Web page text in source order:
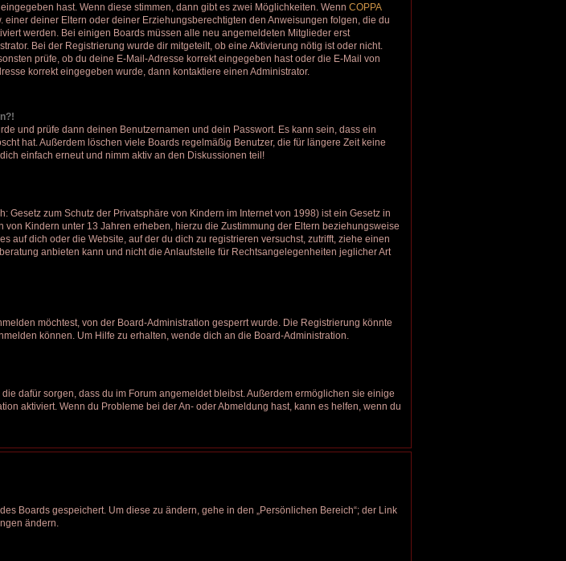
hast. Wenn diese stimmen, dann gibt es zwei Möglichkeiten. Wenn COPPA
deiner Eltern oder deiner Erziehungsberechtigten den Anweisungen folgen, die du
werden. Bei einigen Boards müssen alle neu angemeldeten Mitglieder erst
Bei der Registrierung wurde dir mitgeteilt, ob eine Aktivierung nötig ist oder nicht.
prüfe, ob du deine E-Mail-Adresse korrekt eingegeben hast oder die E-Mail von
korrekt eingegeben wurde, dann kontaktiere einen Administrator.
und prüfe dann deinen Benutzernamen und dein Passwort. Es kann sein, dass ein
hat. Außerdem löschen viele Boards regelmäßig Benutzer, die für längere Zeit keine
einfach erneut und nimm aktiv an den Diskussionen teil!
zum Schutz der Privatsphäre von Kindern im Internet von 1998) ist ein Gesetz in
Kindern unter 13 Jahren erheben, hierzu die Zustimmung der Eltern beziehungsweise
auf dich oder die Website, auf der du dich zu registrieren versuchst, zutrifft, ziehe einen
anbieten kann und nicht die Anlaufstelle für Rechtsangelegenheiten jeglicher Art
möchtest, von der Board-Administration gesperrt wurde. Die Registrierung könnte
können. Um Hilfe zu erhalten, wende dich an die Board-Administration.
dafür sorgen, dass du im Forum angemeldet bleibst. Außerdem ermöglichen sie einige
aktiviert. Wenn du Probleme bei der An- oder Abmeldung hast, kann es helfen, wenn du
Boards gespeichert. Um diese zu ändern, gehe in den „Persönlichen Bereich“; der Link
ändern.